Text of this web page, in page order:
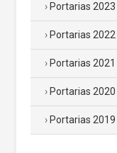
Portarias 2023
Portarias 2022
Portarias 2021
Portarias 2020
Portarias 2019